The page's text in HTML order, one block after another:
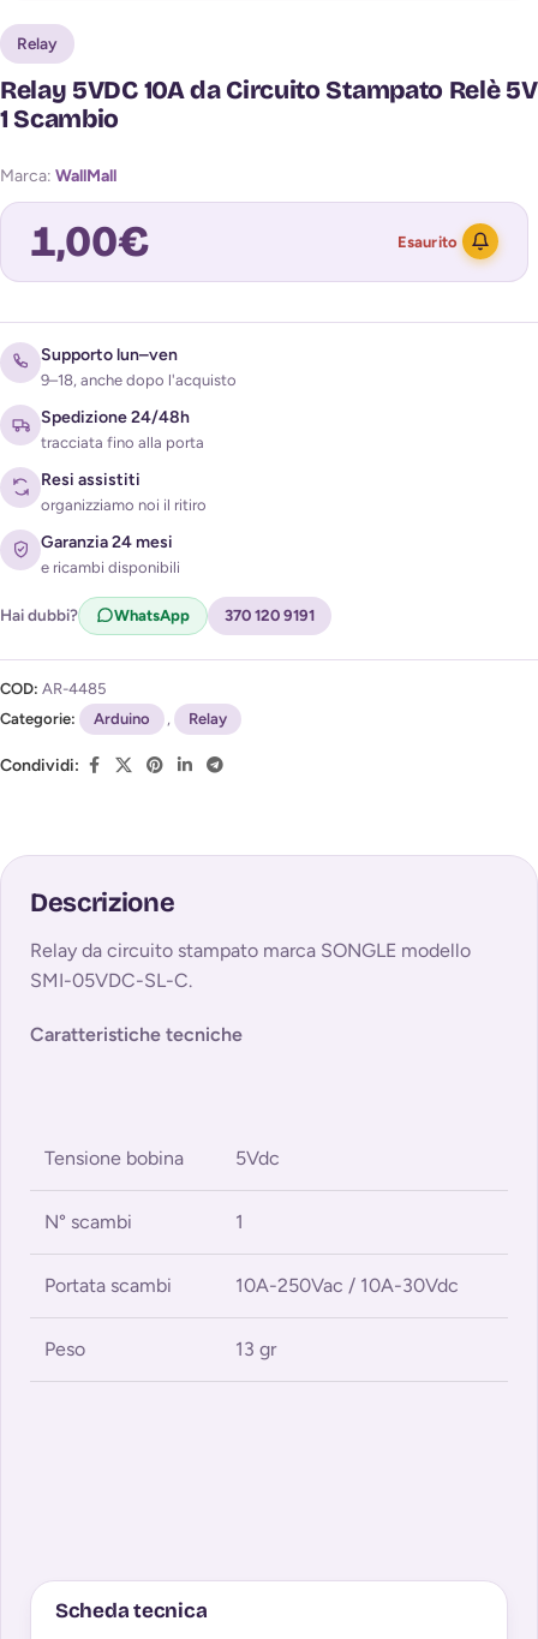
Relay
Relay 5VDC 10A da Circuito Stampato Relè 5V
1 Scambio
Marca: WallMall
1,00€ Esaurito
Acconsento al trattamento dei miei dati per ricevere
l'avviso di disponibilità (
Privacy Policy)
Supporto lun–ven
9–18, anche dopo l'acquisto
Spedizione 24/48h
tracciata fino alla porta
Resi assistiti
organizziamo noi il ritiro
Garanzia 24 mesi
e ricambi disponibili
Hai dubbi? WhatsApp 370 120 9191
COD: AR-4485
Categorie:
Arduino , Relay
Condividi:
Descrizione
Relay da circuito stampato marca SONGLE modello
SMI-05VDC-SL-C.
Caratteristiche tecniche
Tensione bobina 5Vdc
N° scambi 1
Portata scambi 10A-250Vac / 10A-30Vdc
Peso 13 gr
Scheda tecnica